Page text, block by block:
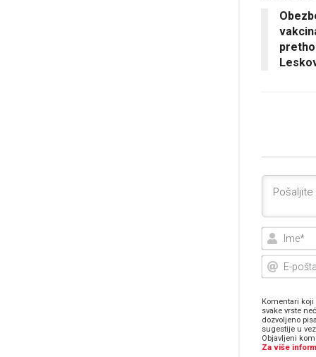
Komentari koji
svake vrste
dozvoljeno
sugestije u
Objavljeni
Za više